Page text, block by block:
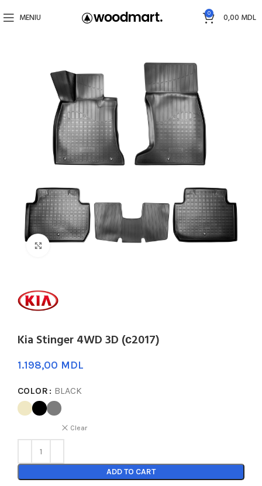
MENIU 0 0,00 MDL
Faceți click pentru a mări
Kia Stinger 4WD 3D (с2017)
MDL
COLOR BLACK
Clear
ADD TO CART